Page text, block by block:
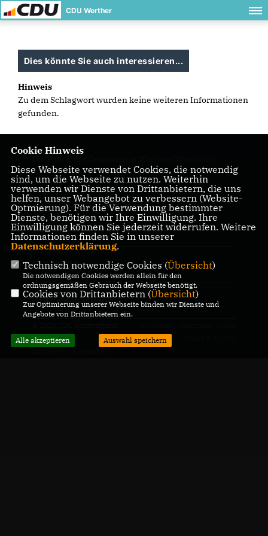
CDU Werther
Dies könnte Sie auch interessieren...
Hinweis
Zu dem Schlagwort wurden keine weiteren Informationen
gefunden.
IMPRESSUM DATENSCHUTZ KONTAKT
CDU Kreisverband Gütersloh
CDU NRW
CDU Deutschlands
Werther
Cookie Hinweis
Diese Webseite verwendet Cookies, die notwendig
sind, um die Webseite zu nutzen. Weiterhin
verwenden wir Dienste von Drittanbietern, die uns
helfen, unser Webangebot zu verbessern (Website-
Optmierung). Für die Verwendung bestimmter
Dienste, benötigen wir Ihre Einwilligung. Ihre
Einwilligung können Sie jederzeit widerrufen. Weitere
Informationen finden Sie in unserer
Datenschutzerklärung.
Technisch notwendige Cookies (Übersicht)
Die notwendigen Cookies werden allein für den
ordnungsgemäßen Gebrauch der Webseite benötigt.
Cookies von Drittanbietern (Übersicht)
Zur Optimierung unserer Webseite binden wir Dienste und
Angebote von Drittanbietern ein.
Alle akzeptieren Auswahl speichern